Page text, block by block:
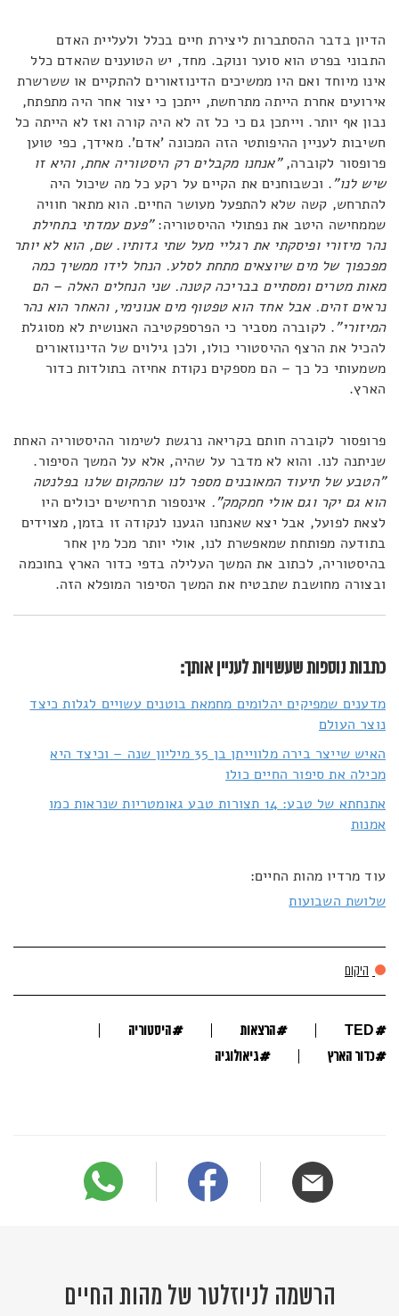
הדיון בדבר ההסתברות ליצירת חיים בכלל ולעליית האדם
התבוני בפרט הוא סוער ונוקב. מחד, יש הטוענים שהאדם כלל
אינו מיוחד ואם היו ממשיכים הדינוזאורים להתקיים או ששרשרת
אירועים אחרת הייתה מתרחשת, ייתכן כי יצור אחר היה מתפתח,
נבון אף יותר. וייתכן גם כי כל זה לא היה קורה ואז לא הייתה כל
חשיבות לעניין ההיפותטי הזה המכונה 'אדם'. מאידך, כפי טוען
פרופסור לקוברה,"אנחנו מקבלים רק היסטוריה אחת, והיא זו
שיש לנו". וכשבוחנים את הקיים על רקע כל מה שיכול היה
להתרחש, קשה שלא להתפעל מעושר החיים. הוא מתאר חוויה
שממחישה היטב את נפתולי ההיסטוריה:"פעם עמדתי בתחילת
נהר מיזורי ופיסקתי את רגליי מעל שתי גדותיו. שם, הוא לא יותר
מפכפוך של מים שיוצאים מתחת לסלע. הנחל לידו ממשיך כמה
מאות מטרים ומסתיים בבריכה קטנה. שני הנחלים האלה – הם
נראים זהים. אבל אחד הוא טפטוף מים אנונימי, והאחר הוא נהר
המיזורי". לקוברה מסביר כי הפרספקטיבה האנושית לא מסוגלת
להכיל את הרצף ההיסטורי כולו, ולכן גילוים של הדינוזאורים
משמעותי כל כך – הם מספקים נקודת אחיזה בתולדות כדור
הארץ.
פרופסור לקוברה חותם בקריאה נרגשת לשימור ההיסטוריה האחת
שניתנה לנו. והוא לא מדבר על שהיה, אלא על המשך הסיפור.
"הטבע של תיעוד המאובנים מספר לנו שהמקום שלנו בפלנטה
הוא גם יקר וגם אולי חמקמק". אינספור תרחישים יכולים היו
לצאת לפועל, אבל יצא שאנחנו הגענו לנקודה זו בזמן, מצוידים
בתודעה מפותחת שמאפשרת לנו, אולי יותר מכל מין אחר
בהיסטוריה, לכתוב את המשך העלילה בדפי כדור הארץ בחוכמה
ובצורה מחושבת שתבטיח את המשך הסיפור המופלא הזה.
כתבות נוספות שעשויות לעניין אותך:
מדענים שמפיקים יהלומים מחמאת בוטנים עשויים לגלות כיצד
נוצר העולם
האיש שייצר בירה מלווייתן בן 35 מיליון שנה – וכיצד היא
מכילה את סיפור החיים כולו
אתנחתא של טבע: 14 תצורות טבע גאומטריות שנראות כמו
אמנות
עוד מרדיו מהות החיים:
שלושת השבועות
היקום
#
TED
#הרצאות #היסטוריה
#כדור הארץ #גיאולוגיה
הרשמה לניוזלטר של מהות החיים